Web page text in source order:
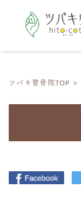
ツバキ整骨院TOP